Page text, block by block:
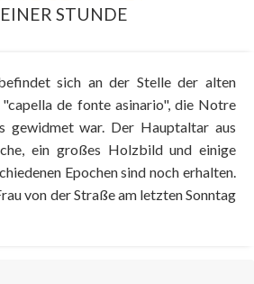
STUNDE
sich an der Stelle der alten
de fonte asinario", die Notre
gewidmet war. Der Hauptaltar aus
ein großes Holzbild und einige
Epochen sind noch erhalten.
von der Straße am letzten Sonntag